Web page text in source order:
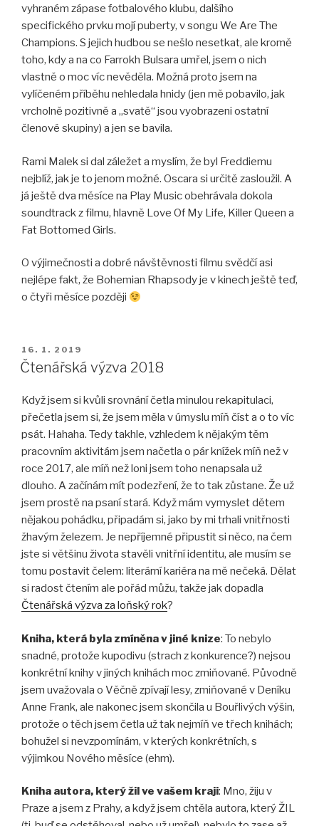
vyhraném zápase fotbalového klubu, dalšího
specifického prvku mojí puberty, v songu We Are The
Champions. S jejich hudbou se nešlo nesetkat, ale kromě
toho, kdy a na co Farrokh Bulsara umřel, jsem o nich
vlastně o moc víc nevěděla. Možná proto jsem na
vylíčeném příběhu nehledala hnidy (jen mě pobavilo, jak
vrcholně pozitivně a „svatě“ jsou vyobrazeni ostatní
členové skupiny) a jen se bavila.
Rami Malek si dal záležet a myslím, že byl Freddiemu
nejblíž, jak je to jenom možné. Oscara si určitě zasloužil. A
já ještě dva měsíce na Play Music obehrávala dokola
soundtrack z filmu, hlavně Love Of My Life, Killer Queen a
Fat Bottomed Girls.
O výjimečnosti a dobré návštěvnosti filmu svědčí asi
nejlépe fakt, že Bohemian Rhapsody je v kinech ještě teď,
o čtyři měsíce později
PUBLIKOVÁNO
16. 1. 2019
Čtenářská výzva 2018
Když jsem si kvůli srovnání četla minulou rekapitulaci,
přečetla jsem si, že jsem měla v úmyslu míň číst a o to víc
psát. Hahaha. Tedy takhle, vzhledem k nějakým těm
pracovním aktivitám jsem načetla o pár knížek míň než v
roce 2017, ale míň než loni jsem toho nenapsala už
dlouho. A začínám mít podezření, že to tak zůstane. Že už
jsem prostě na psaní stará. Když mám vymyslet dětem
nějakou pohádku, připadám si, jako by mi trhali vnitřnosti
žhavým železem. Je nepříjemné připustit si něco, na čem
jste si většinu života stavěli vnitřní identitu, ale musím se
tomu postavit čelem: literární kariéra na mě nečeká. Dělat
si radost čtením ale pořád můžu, takže jak dopadla
Čtenářská výzva za loňský rok?
Kniha, která byla zmíněna v jiné knize: To nebylo
snadné, protože kupodivu (strach z konkurence?) nejsou
konkrétní knihy v jiných knihách moc zmiňované. Původně
jsem uvažovala o Věčně zpívají lesy, zmiňované v Deníku
Anne Frank, ale nakonec jsem skončila u Bouřlivých výšin,
protože o těch jsem četla už tak nejmíň ve třech knihách;
bohužel si nevzpomínám, v kterých konkrétních, s
výjimkou Nového měsíce (ehm).
Kniha autora, který žil ve vašem kraji: Mno, žiju v
Praze a jsem z Prahy, a když jsem chtěla autora, který ŽIL